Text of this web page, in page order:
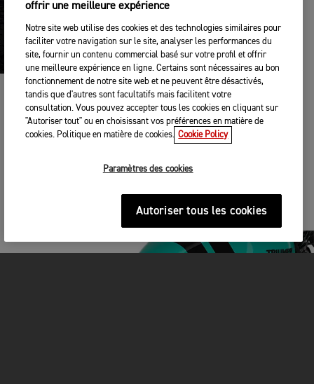
ACCESSOIRES TRIUMPH
Plus de 120 accessoires d’origine Triumph tournés vers une
utilisation tout-terrain ou au quotidien vous permettent de
offrir une meilleure expérience
Notre site web utilise des cookies et des technologies similaires pour
faciliter votre navigation sur le site, analyser les performances du
site, fournir un contenu commercial basé sur votre profil et offrir
une meilleure expérience en ligne. Certains sont nécessaires au bon
fonctionnement de notre site web et ne peuvent être désactivés,
tandis que d'autres sont facultatifs mais facilitent votre
consultation. Vous pouvez accepter tous les cookies en cliquant sur
"Autoriser tout" ou en choisissant vos préférences en matière de
cookies. Politique en matière de cookies. Cookie Policy
Paramètres des cookies
Autoriser tous les cookies